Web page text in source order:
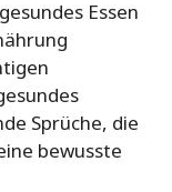
Essen
Sprüche, die
bewusste